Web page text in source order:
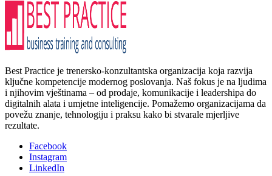
Best Practice je trenersko-konzultantska organizacija koja razvija
ključne kompetencije modernog poslovanja. Naš fokus je na ljudima
i njihovim vještinama – od prodaje, komunikacije i leadershipa do
digitalnih alata i umjetne inteligencije. Pomažemo organizacijama da
povežu znanje, tehnologiju i praksu kako bi stvarale mjerljive
rezultate.
Facebook
Instagram
LinkedIn